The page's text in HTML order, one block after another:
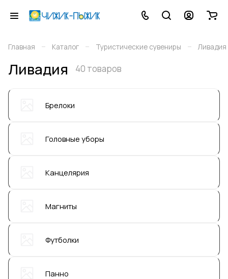
Главная – Каталог – Туристические сувениры – Ливадия
Ливадия 40 товаров
Брелоки
Головные уборы
Канцелярия
Магниты
Футболки
Панно